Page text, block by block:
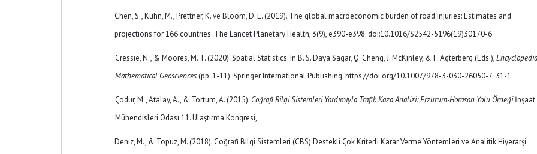
Chen, S., Kuhn, M., Prettner, K. ve Bloom, D. E. (2019). The global macroeconomic burden of road injuries: Estimates and
projections for 166 countries. The Lancet Planetary Health, 3(9), e390-e398. doi:10.1016/S2542-5196(19)30170-6
Cressie, N., & Moores, M. T. (2020). Spatial Statistics. In B. S. Daya Sagar, Q. Cheng, J. McKinley, & F. Agterberg (Eds.),
Mathematical Geosciences(pp. 1-11). Springer International Publishing. https://doi.org/10.1007/978-3-030-26050-7_31-1
Çodur, M., Atalay, A., & Tortum, A. (2015). Coğrafi Bilgi Sistemleri Yardımıyla Trafik Kaza Analizi: Erzurum-Horasan Yolu Örneğiİnşaat
Mühendisleri Odası 11. Ulaştırma Kongresi,
Deniz, M., & Topuz, M. (2018). Coğrafi Bilgi Sistemleri (CBS) Destekli Çok Kriterli Karar Verme Yöntemleri ve Analitik Hiyerarşi